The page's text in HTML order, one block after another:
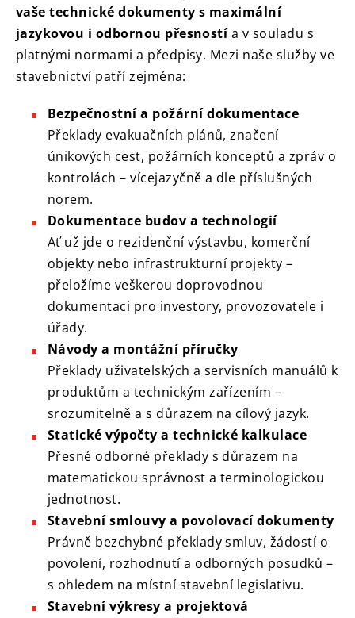
vaše technické dokumenty s maximální
jazykovou i odbornou přesnostía v souladu s
platnými normami a předpisy. Mezi naše služby ve
stavebnictví patří zejména:
Bezpečnostní a požární dokumentace
Překlady evakuačních plánů, značení
únikových cest, požárních konceptů a zpráv o
kontrolách – vícejazyčně a dle příslušných
norem.
Dokumentace budov a technologií
Ať už jde o rezidenční výstavbu, komerční
objekty nebo infrastrukturní projekty –
přeložíme veškerou doprovodnou
dokumentaci pro investory, provozovatele i
úřady.
Návody a montážní příručky
Překlady uživatelských a servisních manuálů k
produktům a technickým zařízením –
srozumitelně a s důrazem na cílový jazyk.
Statické výpočty a technické kalkulace
Přesné odborné překlady s důrazem na
matematickou správnost a terminologickou
jednotnost.
Stavební smlouvy a povolovací dokumenty
Právně bezchybné překlady smluv, žádostí o
povolení, rozhodnutí a odborných posudků –
s ohledem na místní stavební legislativu.
Stavební výkresy a projektová